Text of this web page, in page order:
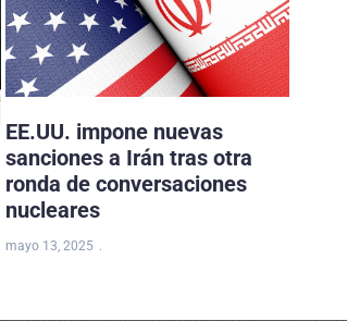
EE.UU. impone nuevas
sanciones a Irán tras otra
ronda de conversaciones
nucleares
mayo 13, 2025